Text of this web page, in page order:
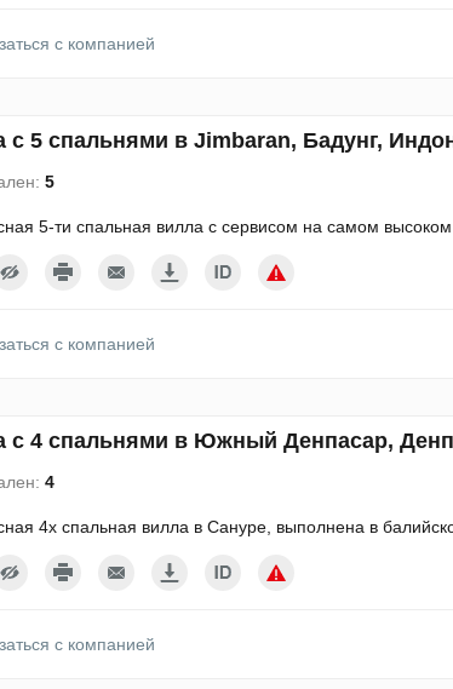
с компанией
с 5 спальнями в Jimbaran, Бадунг,
5
5-ти спальная вилла с сервисом на самом
с компанией
с 4 спальнями в Южный Денпасар,
4
4х спальная вилла в Сануре, выполнена в
с компанией